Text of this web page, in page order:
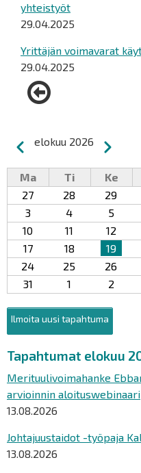
yhteistyöt
29.04.2025
Yrittäjän voimavarat
29.04.2025
Sivutus
Edellinen
elokuu 2026 Seuraava
Ma Ti Ke
27
28 29
3
4 5
10
11 12
17
18 19
24
25 26
31
1 2
Ilmoita uusi tapahtuma
Tapahtumat elokuu
Merituulivoimahanke
arvioinnin aloituswebinaari
13.08.2026
Johtajuustaidot -työpaja
13.08.2026